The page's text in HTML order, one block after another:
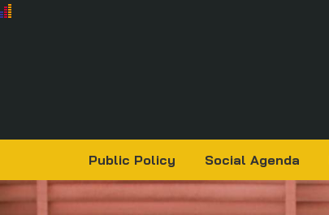
Public Policy Social Agenda